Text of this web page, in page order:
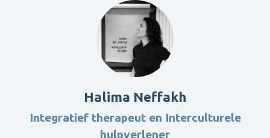
Halima Neffakh
Integratief therapeut en Interculturele
hulpverlener